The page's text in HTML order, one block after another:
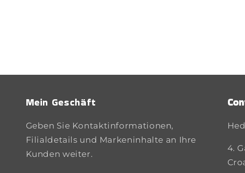
Mein Geschäft
Geben Sie Kontaktinformationen,
Filialdetails und Markeninhalte an Ihre
Kunden weiter.
4.